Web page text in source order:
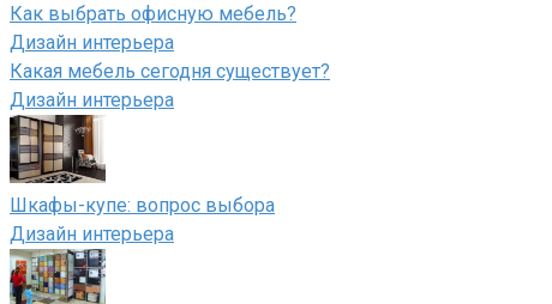
Как выбрать офисную мебель?
Дизайн интерьера
Какая мебель сегодня существует?
Дизайн интерьера
Шкафы-купе: вопрос выбора
Дизайн интерьера